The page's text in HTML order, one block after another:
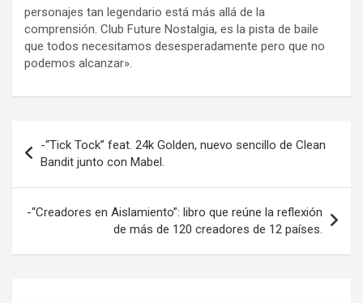
personajes tan legendario está más allá de la
comprensión. Club Future Nostalgia, es la pista de baile
que todos necesitamos desesperadamente pero que no
podemos alcanzar».
de
entradas
-“Tick Tock” feat. 24k Golden, nuevo sencillo de Clean
Bandit junto con Mabel.
-“Creadores en Aislamiento”: libro que reúne la reflexión
de más de 120 creadores de 12 países.